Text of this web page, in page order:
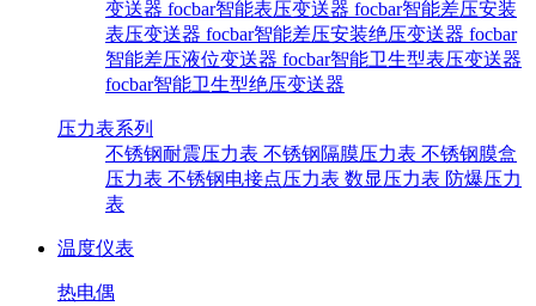
变送器 focbar智能表压变送器 focbar智能差压安装
表压变送器 focbar智能差压安装绝压变送器 focbar
智能差压液位变送器 focbar智能卫生型表压变送器
focbar智能卫生型绝压变送器
压力表系列
不锈钢耐震压力表 不锈钢隔膜压力表 不锈钢膜盒
压力表 不锈钢电接点压力表 数显压力表 防爆压力
表
温度仪表
热电偶